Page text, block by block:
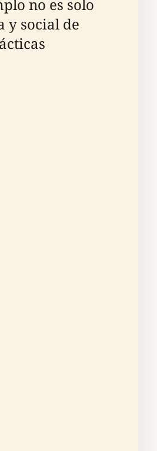
no es solo
y social de